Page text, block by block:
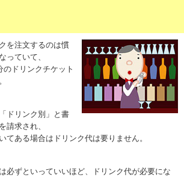
を注文するのは慣
っていて、
のドリンクチケット
ドリンク別」と書
請求され、
てある場合はドリンク代は要りません。
必ずといっていいほど、ドリンク代が必要にな